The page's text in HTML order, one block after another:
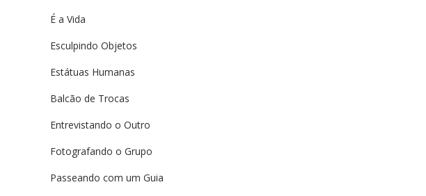
É a Vida
Esculpindo Objetos
Estátuas Humanas
Balcão de Trocas
Entrevistando o Outro
Fotografando o Grupo
Passeando com um Guia